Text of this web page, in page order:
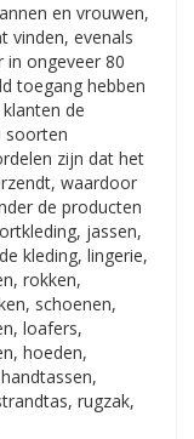
en vrouwen,
vinden, evenals
in ongeveer 80
toegang hebben
de
soorten
zijn dat het
waardoor
de producten
jassen,
kleding, lingerie,
rokken,
schoenen,
loafers,
hoeden,
rugzak,